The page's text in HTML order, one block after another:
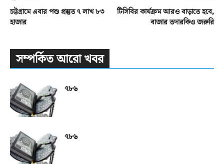
চট্টগ্রামে এবার পশু প্রস্তুত ৭ লাখ ৮৩
হাজার
টিসিবির কার্যক্রম আরও বাড়াতে হবে,
বাজার তদারকিও জরুরি
সম্পর্কিত আরো খবর
৭৮৬
৭৮৬